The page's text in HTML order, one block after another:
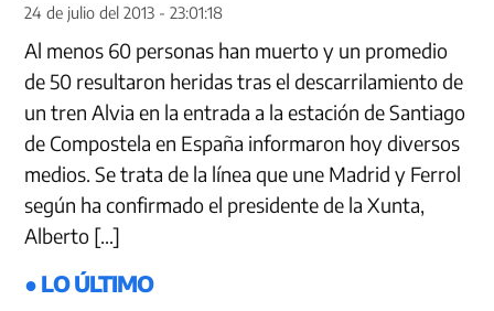
24 de julio del 2013 - 23:01:18
Al menos 60 personas han muerto y un promedio
de 50 resultaron heridas tras el descarrilamiento de
un tren Alvia en la entrada a la estación de Santiago
de Compostela en España informaron hoy diversos
medios. Se trata de la línea que une Madrid y Ferrol
según ha confirmado el presidente de la Xunta,
Alberto […]
● LO ÚLTIMO